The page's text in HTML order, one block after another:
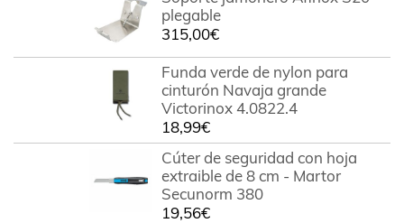
plegable
315,00€
Funda verde de nylon para
cinturón Navaja grande
Victorinox 4.0822.4
18,99€
Cúter de seguridad con hoja
extraible de 8 cm - Martor
Secunorm 380
19,56€